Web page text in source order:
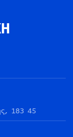
183 45